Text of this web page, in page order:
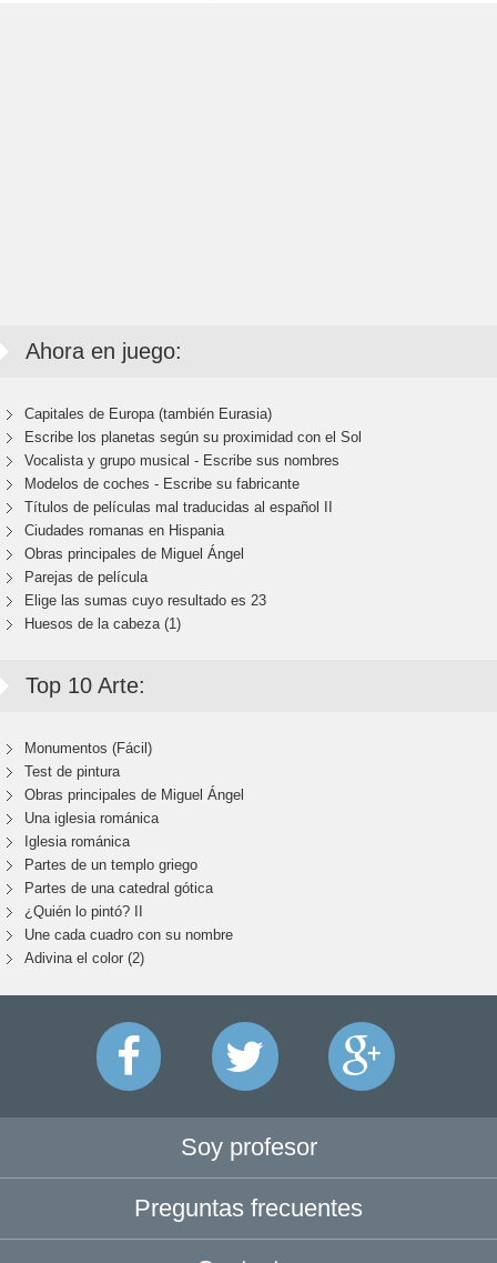
Ahora en juego:
Capitales de Europa (también Eurasia)
Escribe los planetas según su proximidad con el Sol
Vocalista y grupo musical - Escribe sus nombres
Modelos de coches - Escribe su fabricante
Títulos de películas mal traducidas al español II
Ciudades romanas en Hispania
Obras principales de Miguel Ángel
Parejas de película
Elige las sumas cuyo resultado es 23
Huesos de la cabeza (1)
Top 10 Arte:
Monumentos (Fácil)
Test de pintura
Obras principales de Miguel Ángel
Una iglesia románica
Iglesia románica
Partes de un templo griego
Partes de una catedral gótica
¿Quién lo pintó? II
Une cada cuadro con su nombre
Adivina el color (2)
Soy profesor
Preguntas frecuentes